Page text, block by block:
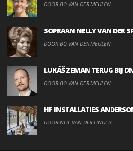
DOOR BO VAN DER MEULEN
SOPRAAN NELLY VAN DER
DOOR BO VAN DER MEULEN
LUKÁŠ ZEMAN TERUG BIJ
DOOR BO VAN DER MEULEN
HF INSTALLATIES
DOOR NEIL VAN DER LINDEN